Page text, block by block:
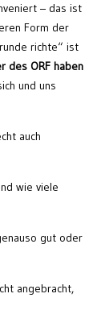
– das ist
Form der
richte“ ist
des ORF haben
und uns
auch
wie viele
gut oder
angebracht,